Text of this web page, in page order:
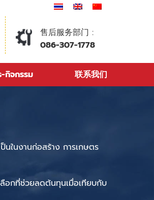
售后服务部门 :
086-307-1778
-กิจกรรม 联系我们
ป็นในงานก่อสร้าง การเกษตร
อกที่ช่วยลดต้นทุนเมื่อเทียบกับ